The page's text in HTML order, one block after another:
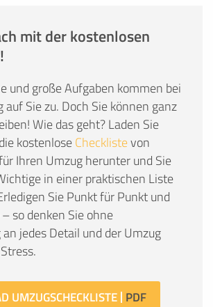
mit der kostenlosen
und große Aufgaben kommen bei
auf Sie zu. Doch Sie können ganz
Wie das geht? Laden Sie
kostenloseChecklistevon
Ihren Umzug herunter und Sie
in einer praktischen Liste
Sie Punkt für Punkt und
so denken Sie ohne
jedes Detail und der Umzug
UMZUGSCHECKLISTE